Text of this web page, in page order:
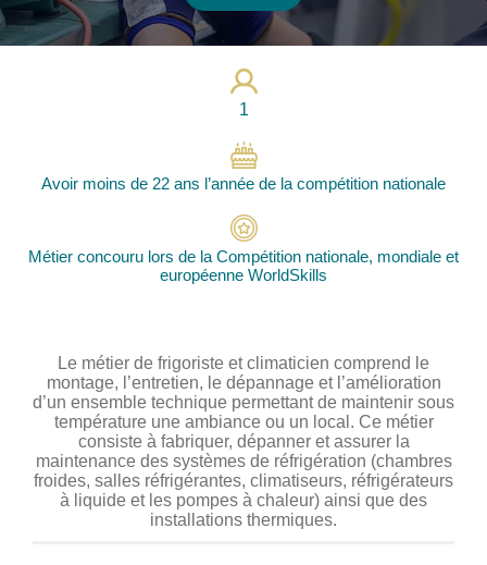
1
Avoir moins de 22 ans l’année de la compétition nationale
Métier concouru lors de la Compétition nationale, mondiale et
européenne WorldSkills
Contactez-nous
Shanghai 2026
Questions fréquentes
Actualités
Inscription à la newsletter
Espace membres
Le métier de frigoriste et climaticien comprend le
montage, l’entretien, le dépannage et l’amélioration
d’un ensemble technique permettant de maintenir sous
température une ambiance ou un local. Ce métier
consiste à fabriquer, dépanner et assurer la
maintenance des systèmes de réfrigération (chambres
froides, salles réfrigérantes, climatiseurs, réfrigérateurs
à liquide et les pompes à chaleur) ainsi que des
installations thermiques.